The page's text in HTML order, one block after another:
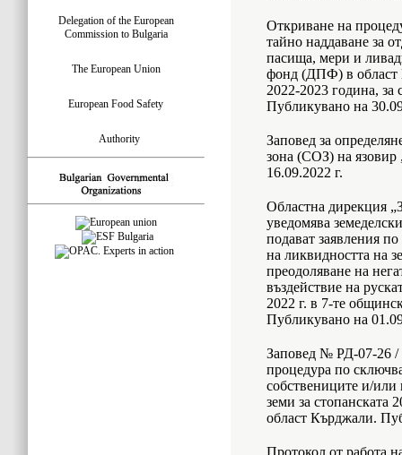
Delegation of the European
Commission to Bulgaria
The European Union
European Food Safety
Authority
Откриване на
тайно наддаване за
пасища, мери и
фонд (ДПФ) в област
2022-2023 година, за
Публикувано на
Заповед за
зона (СОЗ) на
16.09.2022 г.
Областна дирекция
уведомява
подават заявления
на ликвидността на
преодоляване на
въздействие на
2022 г. в 7-те
Публикувано на
Заповед № РД-07-26 /
процедура по
собствениците и/или
земи за стопанската
област Кърджали.
Протокол от работа